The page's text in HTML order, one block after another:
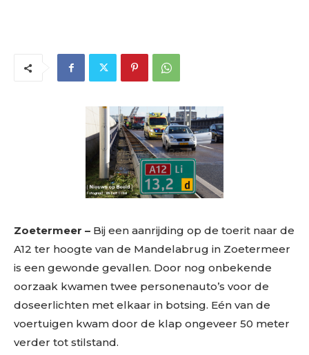
Zoetermeer – Bij een aanrijding op de toerit naar de
A12 ter hoogte van de Mandelabrug in Zoetermeer
is een gewonde gevallen. Door nog onbekende
oorzaak kwamen twee personenauto’s voor de
doseerlichten met elkaar in botsing. Eén van de
voertuigen kwam door de klap ongeveer 50 meter
verder tot stilstand.